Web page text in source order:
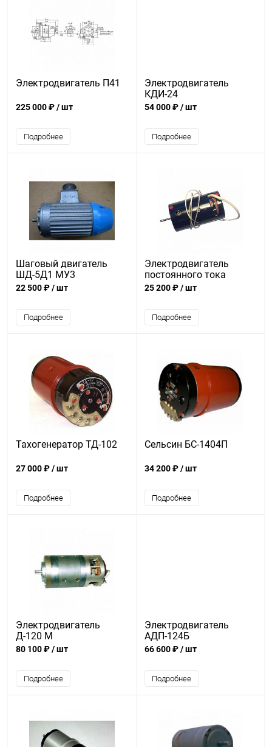
Электродвигатель П41
225 000 ₽/ шт
Подробнее
Электродвигатель
КДИ-24
54 000 ₽/ шт
Подробнее
Шаговый двигатель
ШД-5Д1 МУ3
22 500 ₽/ шт
Подробнее
Электродвигатель
постоянного тока
ДСР-22
25 200 ₽/ шт
Подробнее
Тахогенератор ТД-102
27 000 ₽/ шт
Подробнее
Сельсин БС-1404П
34 200 ₽/ шт
Подробнее
Электродвигатель
Д-120 М
80 100 ₽/ шт
Подробнее
Электродвигатель
АДП-124Б
66 600 ₽/ шт
Подробнее